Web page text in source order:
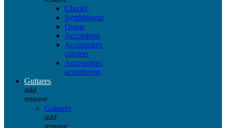
Clavier
Synthetiseur
Orgue
Accordeon
Accessoires
claviers
Accessoires
accordeons
Guitares
add
remove
Guitares
add
remove